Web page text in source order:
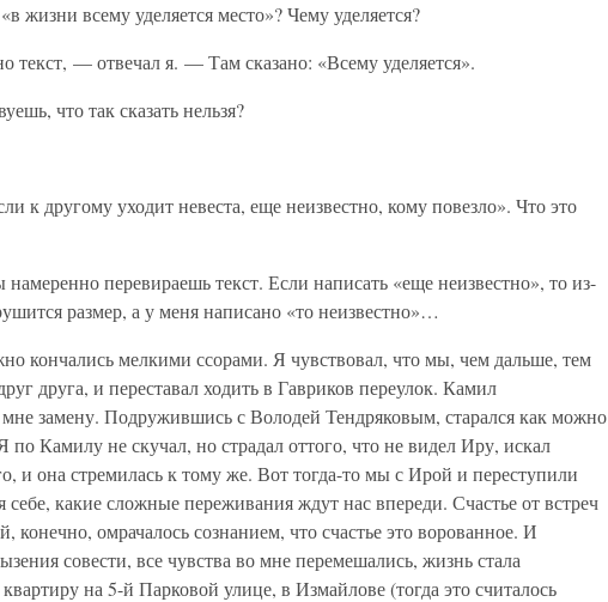
жизни всему уделяется место»? Чему уделяется?
текст, — отвечал я. — Там сказано: «Всему уделяется».
что так сказать нельзя?
к другому уходит невеста, еще неизвестно, кому повезло». Что это
перевираешь текст. Если написать «еще неизвестно», то из-
размер, а у меня написано «то неизвестно»…
кончались мелкими ссорами. Я чувствовал, что мы, чем дальше, тем
друга, и переставал ходить в Гавриков переулок. Камил
замену. Подружившись с Володей Тендряковым, старался как можно
по Камилу не скучал, но страдал оттого, что не видел Иру, искал
и она стремилась к тому же. Вот тогда-то мы с Ирой и переступили
себе, какие сложные переживания ждут нас впереди. Счастье от встреч
омрачалось сознанием, что счастье это ворованное. И
совести, все чувства во мне перемешались, жизнь стала
на 5-й Парковой улице, в Измайлове (тогда это считалось